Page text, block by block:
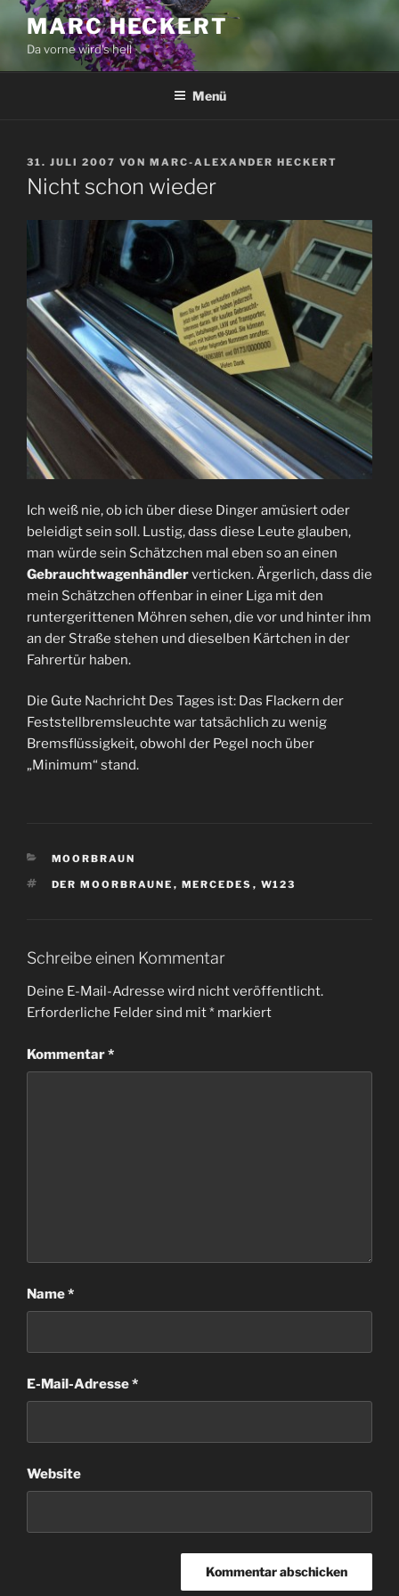
Zum
Inhalt
springen
MARC HECKERT
Da vorne wird's hell
Menü
VERÖFFENTLICHT
AM
31. JULI 2007 VON MARC-ALEXANDER HECKERT
Nicht schon wieder
Ich weiß nie, ob ich über diese Dinger amüsiert oder
beleidigt sein soll. Lustig, dass diese Leute glauben,
man würde sein Schätzchen mal eben so an einen
Gebrauchtwagenhändlerverticken. Ärgerlich, dass die
mein Schätzchen offenbar in einer Liga mit den
runtergerittenen Möhren sehen, die vor und hinter ihm
an der Straße stehen und dieselben Kärtchen in der
Fahrertür haben.
Die Gute Nachricht Des Tages ist: Das Flackern der
Feststellbremsleuchte war tatsächlich zu wenig
Bremsflüssigkeit, obwohl der Pegel noch über
„Minimum“ stand.
KATEGORIEN
MOORBRAUN
SCHLAGWÖRTER
DER MOORBRAUNE , MERCEDES , W123
Schreibe einen Kommentar
Deine E-Mail-Adresse wird nicht veröffentlicht.
Erforderliche Felder sind mit* markiert
Kommentar*
Name*
E-Mail-Adresse*
Website